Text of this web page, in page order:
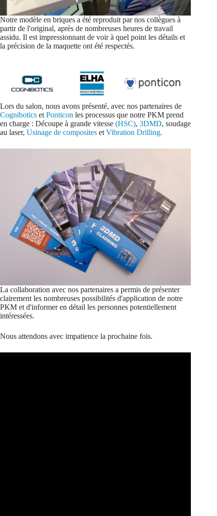
Notre modèle en briques a été reproduit par nos collègues à
partir de l'original, après de nombreuses heures de travail
assidu. Il est impressionnant de voir à quel point les détails et
la précision de la maquette ont été respectés.
Lors du salon, nous avons présenté, avec nos partenaires de
Cognibotics et Ponticon les processus que notre PKM prend
en charge : Découpe à grande vitesse (HSC), 3DMD, soudage
au laser, Usinage de composites et Vibration Drilling.
La collaboration avec nos partenaires a permis de présenter
clairement les nombreuses possibilités d'application de notre
PKM et d'informer en détail les personnes potentiellement
intéressées.
Nous attendons avec impatience la prochaine fois.